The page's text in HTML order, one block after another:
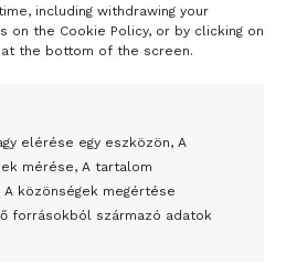
including withdrawing your
on the Cookie Policy, or by clicking on
the bottom of the screen.
elérése egy eszközön, A
mérése, A tartalom
közönségek megértése
forrásokból származó adatok